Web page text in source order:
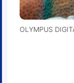
OLYMPUS